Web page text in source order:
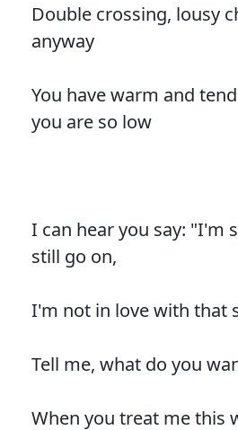
Double crossing, lousy
anyway
You have warm and
you are so low
I can hear you say: "I'm
still go on,
I'm not in love with that
Tell me, what do you
When you treat me this